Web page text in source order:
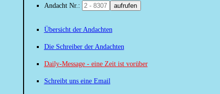
Andacht Nr.: aufrufen
Übersicht der Andachten
Die Schreiber der Andachten
Daily-Message - eine Zeit ist vorüber
Schreibt uns eine Email